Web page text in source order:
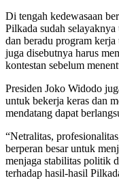
Di tengah kedewasaan
Pilkada sudah selayaknya
dan beradu program
juga disebutnya harus
kontestan sebelum
Presiden Joko Widodo
untuk bekerja keras dan
mendatang dapat
“Netralitas,
berperan besar untuk
menjaga stabilitas politik
terhadap hasil-hasil